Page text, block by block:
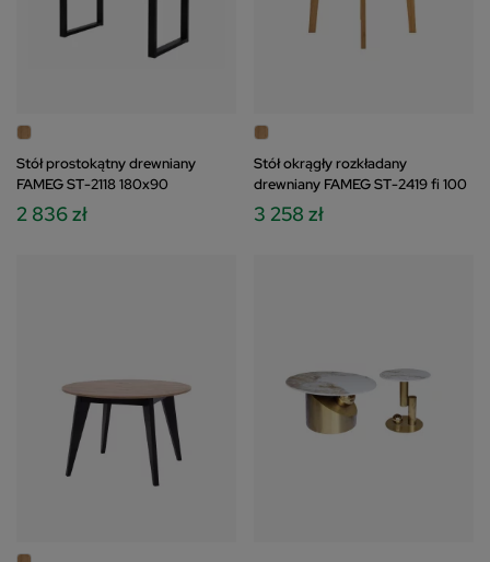
Stół prostokątny drewniany
FAMEG ST-2118 180x90
2 836 zł
Stół okrągły rozkładany
drewniany FAMEG ST-2419 fi 100
3 258 zł